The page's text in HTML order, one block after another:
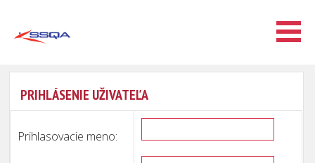
PRIHLÁSENIE UŽIVATEĽA
Prihlasovacie meno: